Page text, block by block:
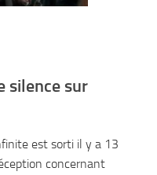
silence sur
est sorti il y a 13
concernant